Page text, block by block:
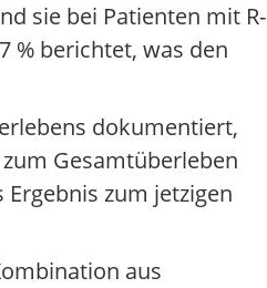
sie bei Patienten mit R-
% berichtet, was den
dokumentiert,
Gesamtüberleben
zum jetzigen
aus